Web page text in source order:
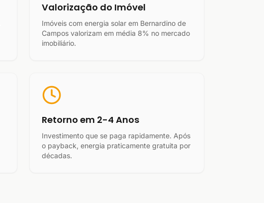
Valorização do Imóvel
Imóveis com energia solar em Bernardino de
Campos valorizam em média 8% no mercado
imobiliário.
Retorno em 2-4 Anos
Investimento que se paga rapidamente. Após
o payback, energia praticamente gratuita por
décadas.